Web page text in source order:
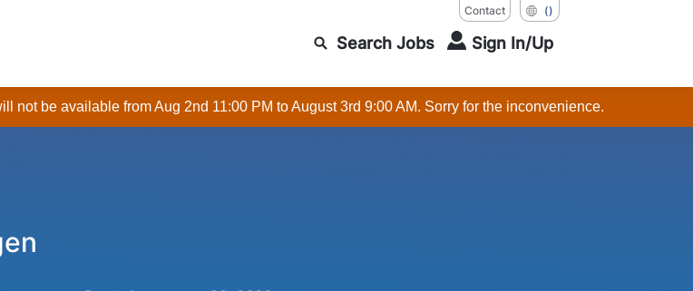
Contact ()
Search Jobs Sign In/Up
not be available from Aug 2nd 11:00 PM to August 3rd 9:00 AM. Sorry for the inconvenience.